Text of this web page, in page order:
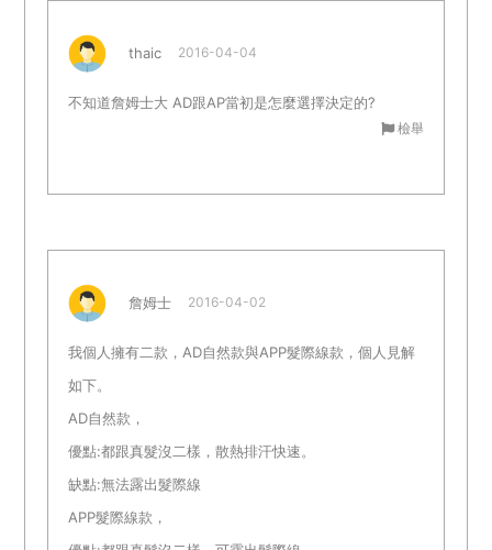
thaic 2016-04-04
不知道詹姆士大 AD跟AP當初是怎麼選擇決定的?
檢舉
詹姆士 2016-04-02
我個人擁有二款，AD自然款與APP髮際線款，個人見解
如下。
AD自然款，
優點:都跟真髮沒二樣，散熱排汗快速。
缺點:無法露出髮際線
APP髮際線款，